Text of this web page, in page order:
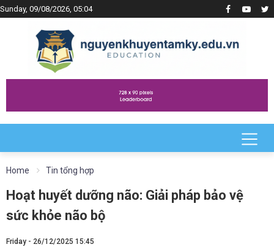
Sunday, 09/08/2026, 05:04
Home Tin tổng hợp
Hoạt huyết dưỡng não: Giải pháp bảo vệ
sức khỏe não bộ
Friday - 26/12/2025 15:45